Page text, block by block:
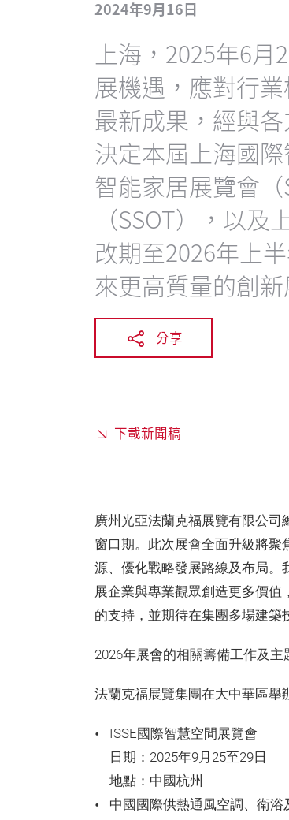
2024年9月16日
上海，2025年6月
展機遇，應對行
最新成果，經與
決定本屆上海國
智能家居展覽會
（SSOT），以
改期至2026年上
來更高質量的創
分享
下載新聞稿
廣州光亞法蘭克福展覽有限公
窗口期。此次展會全面升級將
源、優化戰略發展路線及布局。
展企業與專業觀眾創造更多價
的支持，並期待在集團多場建築
2026年展會的相關籌備工作及主
法蘭克福展覽集團在大中華區舉
ISSE國際智慧空間展覽會
日期：2025年9月25至29日
地點：中國杭州
中國國際供熱通風空調、衛浴